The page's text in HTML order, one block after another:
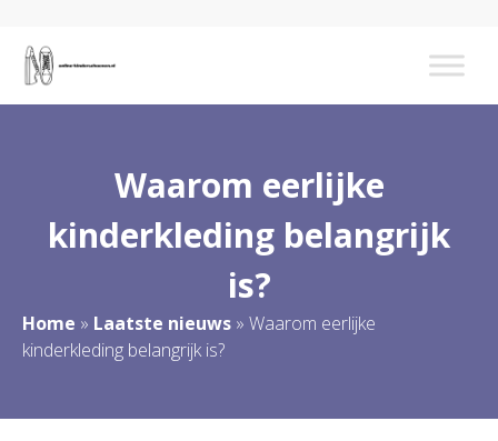
Waarom eerlijke
kinderkleding belangrijk
is?
Home » Laatste nieuws » Waarom eerlijke
kinderkleding belangrijk is?